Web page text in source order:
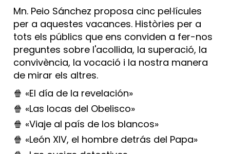
Mn. Peio Sánchez proposa cinc pel·lícules
per a aquestes vacances. Històries per a
tots els públics que ens conviden a fer-nos
preguntes sobre l'acollida, la superació, la
convivència, la vocació i la nostra manera
de mirar els altres.
🍿 «El día de la revelación»
🍿 «Las locas del Obelisco»
🍿 «Viaje al país de los blancos»
🍿 «León XIV, el hombre detrás del Papa»